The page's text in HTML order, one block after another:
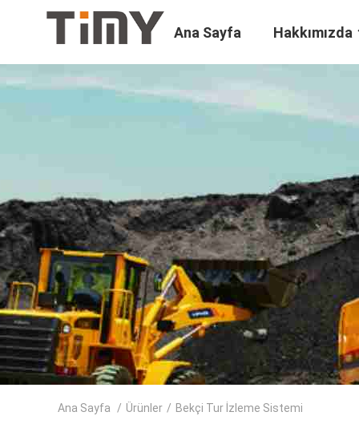
Ana Sayfa Hakkımızda
Ana Sayfa / Ürünler / Bekçi Tur İzleme Sistemi